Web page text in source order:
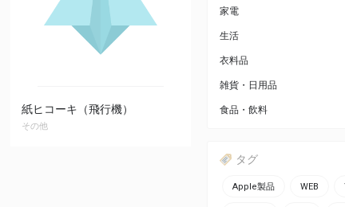
紙ヒコーキ（飛行機）
その他
家電
生活
衣料品
雑貨・日用品
食品・飲料
タグ
Apple製品 WEB